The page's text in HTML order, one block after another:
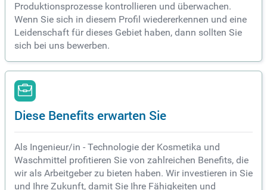
Produktionsprozesse kontrollieren und überwachen.
Wenn Sie sich in diesem Profil wiedererkennen und eine
Leidenschaft für dieses Gebiet haben, dann sollten Sie
sich bei uns bewerben.
Diese Benefits erwarten Sie
Als Ingenieur/in - Technologie der Kosmetika und
Waschmittel profitieren Sie von zahlreichen Benefits, die
wir als Arbeitgeber zu bieten haben. Wir investieren in Sie
und Ihre Zukunft, damit Sie Ihre Fähigkeiten und